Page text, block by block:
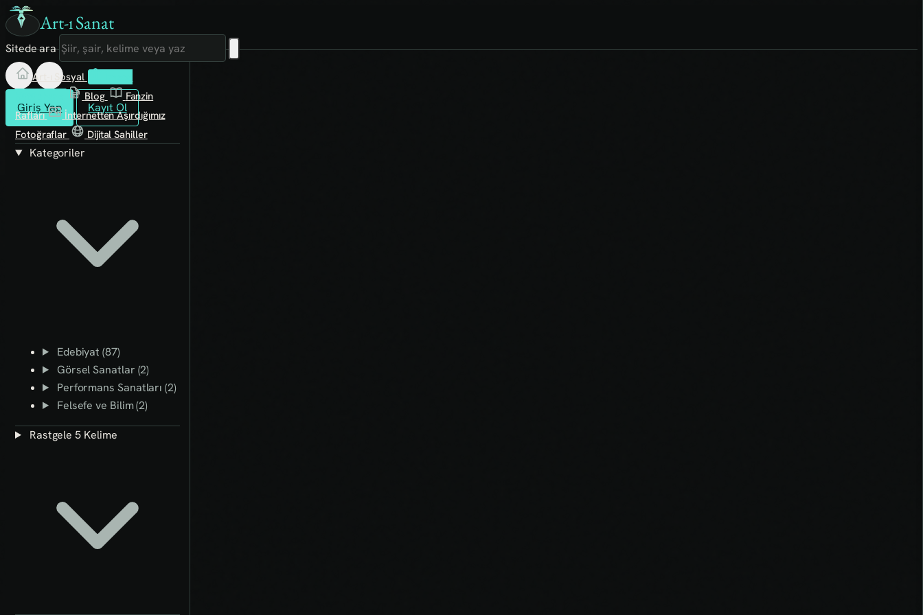
Art-ı Sanat
Sitede ara
Giriş Yap Kayıt Ol
Art-ı Sosyal
Blog
Fanzin
Rafları
İnternetten Aşırdığımız
Fotoğraflar
Dijital Sahiller
Kategoriler
Edebiyat (87)
Görsel Sanatlar (2)
Performans Sanatları (2)
Felsefe ve Bilim (2)
Rastgele 5 Kelime